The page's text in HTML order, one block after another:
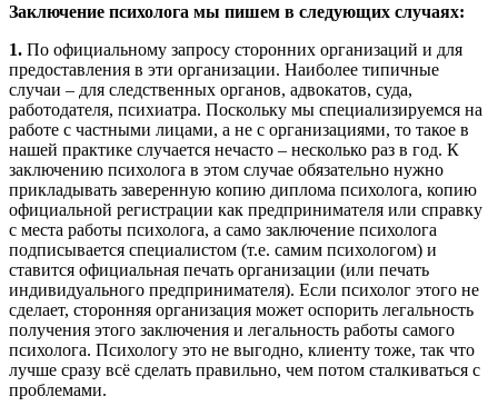
Заключение психолога мы пишем в следующих случаях:
1. По официальному запросу сторонних организаций и для
предоставления в эти организации. Наиболее типичные
случаи – для следственных органов, адвокатов, суда,
работодателя, психиатра. Поскольку мы специализируемся на
работе с частными лицами, а не с организациями, то такое в
нашей практике случается нечасто – несколько раз в год. К
заключению психолога в этом случае обязательно нужно
прикладывать заверенную копию диплома психолога, копию
официальной регистрации как предпринимателя или справку
с места работы психолога, а само заключение психолога
подписывается специалистом (т.е. самим психологом) и
ставится официальная печать организации (или печать
индивидуального предпринимателя). Если психолог этого не
сделает, сторонняя организация может оспорить легальность
получения этого заключения и легальность работы самого
психолога. Психологу это не выгодно, клиенту тоже, так что
лучше сразу всё сделать правильно, чем потом сталкиваться с
проблемами.